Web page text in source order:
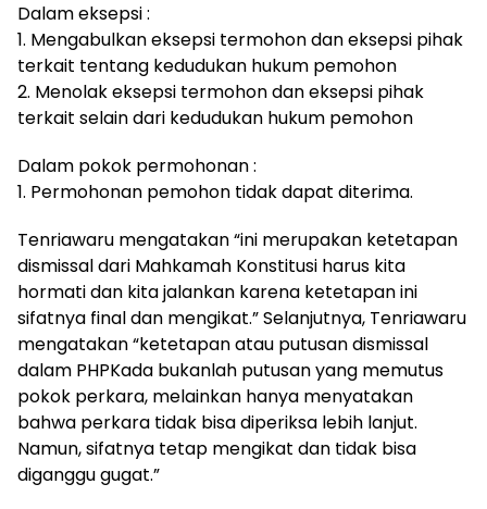
Dalam eksepsi :
1. Mengabulkan eksepsi termohon dan eksepsi pihak
terkait tentang kedudukan hukum pemohon
2. Menolak eksepsi termohon dan eksepsi pihak
terkait selain dari kedudukan hukum pemohon
Dalam pokok permohonan :
1. Permohonan pemohon tidak dapat diterima.
Tenriawaru mengatakan “ini merupakan ketetapan
dismissal dari Mahkamah Konstitusi harus kita
hormati dan kita jalankan karena ketetapan ini
sifatnya final dan mengikat.” Selanjutnya, Tenriawaru
mengatakan “ketetapan atau putusan dismissal
dalam PHPKada bukanlah putusan yang memutus
pokok perkara, melainkan hanya menyatakan
bahwa perkara tidak bisa diperiksa lebih lanjut.
Namun, sifatnya tetap mengikat dan tidak bisa
diganggu gugat.”